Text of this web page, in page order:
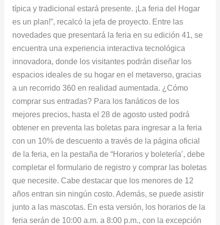
típica y tradicional estará presente. ¡La feria del Hogar
es un plan!”, recalcó la jefa de proyecto. Entre las
novedades que presentará la feria en su edición 41, se
encuentra una experiencia interactiva tecnológica
innovadora, donde los visitantes podrán diseñar los
espacios ideales de su hogar en el metaverso, gracias
a un recorrido 360 en realidad aumentada. ¿Cómo
comprar sus entradas? Para los fanáticos de los
mejores precios, hasta el 28 de agosto usted podrá
obtener en preventa las boletas para ingresar a la feria
con un 10% de descuento a través de la página oficial
de la feria, en la pestaña de “Horarios y boletería’, debe
completar el formulario de registro y comprar las boletas
que necesite. Cabe destacar que los menores de 12
años entran sin ningún costo. Además, se puede asistir
junto a las mascotas. En esta versión, los horarios de la
feria serán de 10:00 a.m. a 8:00 p.m., con la excepción